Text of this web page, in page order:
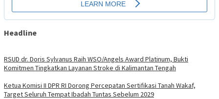
Headline
RSUD dr. Doris Sylvanus Raih WSO/Angels Award Platinum, Bukti
Komitmen Tingkatkan Layanan Stroke di Kalimantan Tengah
Ketua Komisi II DPR RI Dorong Percepatan Sertifikasi Tanah Wakaf,
Target Seluruh Tempat Ibadah Tuntas Sebelum 2029